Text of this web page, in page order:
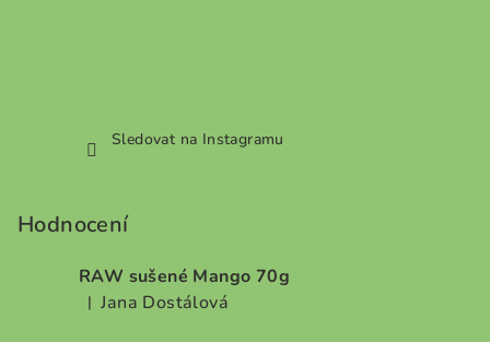
Sledovat na Instagramu
Hodnocení
RAW sušené Mango 70g
Hodnocení produktu je 5 z 5 hvězdiček.
| Jana Dostálová